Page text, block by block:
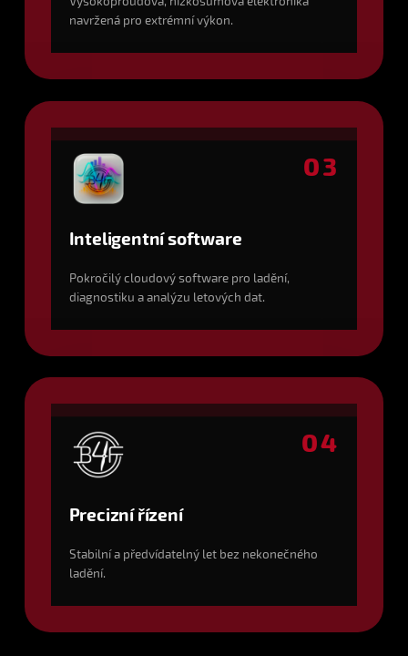
Vysokoproudová, nízkošumová elektronika
navržená pro extrémní výkon.
03
Inteligentní software
Pokročilý cloudový software pro ladění,
diagnostiku a analýzu letových dat.
04
Precizní řízení
Stabilní a předvídatelný let bez nekonečného
ladění.